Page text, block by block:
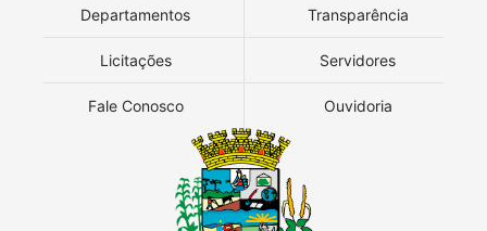
Departamentos Transparência
Licitações Servidores
Fale Conosco Ouvidoria